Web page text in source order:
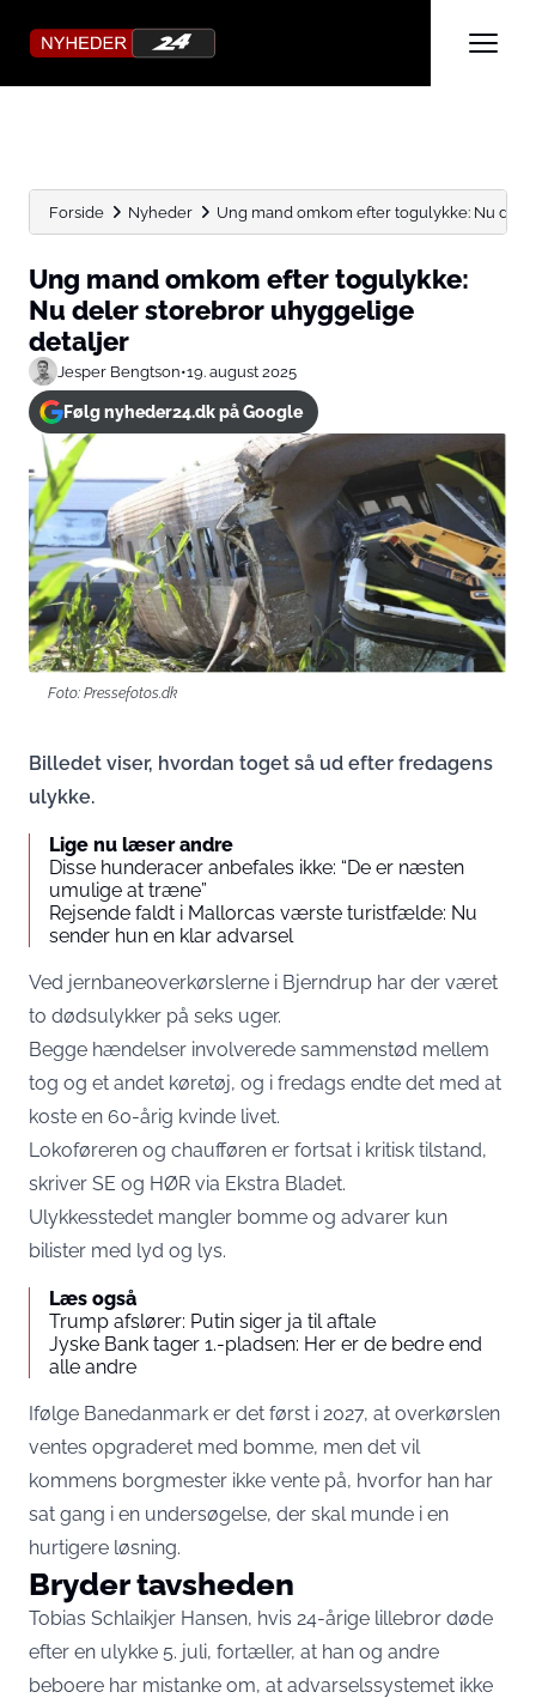
Forside Nyheder Ung mand omkom efter togulykke: Nu
Ung mand omkom efter togulykke:
Nu deler storebror uhyggelige
detaljer
Jesper Bengtson•19. august 2025
Følg nyheder24.dk på Google
Foto: Pressefotos.dk
Billedet viser, hvordan toget så ud efter fredagens
ulykke.
Lige nu læser andre
Disse hunderacer anbefales ikke: “De er næsten
umulige at træne”
Rejsende faldt i Mallorcas værste turistfælde: Nu
sender hun en klar advarsel
Ved jernbaneoverkørslerne i Bjerndrup har der været
to dødsulykker på seks uger.
Begge hændelser involverede sammenstød mellem
tog og et andet køretøj, og i fredags endte det med at
koste en 60-årig kvinde livet.
Lokoføreren og chaufføren er fortsat i kritisk tilstand,
skriver SE og HØR via Ekstra Bladet.
Ulykkesstedet mangler bomme og advarer kun
bilister med lyd og lys.
Læs også
Trump afslører: Putin siger ja til aftale
Jyske Bank tager 1.-pladsen: Her er de bedre end
alle andre
Ifølge Banedanmark er det først i 2027, at overkørslen
ventes opgraderet med bomme, men det vil
kommens borgmester ikke vente på, hvorfor han har
sat gang i en undersøgelse, der skal munde i en
hurtigere løsning.
Bryder tavsheden
Tobias Schlaikjer Hansen, hvis 24-årige lillebror døde
efter en ulykke 5. juli, fortæller, at han og andre
beboere har mistanke om, at advarselssystemet ikke